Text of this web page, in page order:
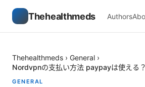
Thehealthmeds Authors
Thehealthmeds › General ›
Nordvpnの支払い方法 paypayは使える
GENERAL